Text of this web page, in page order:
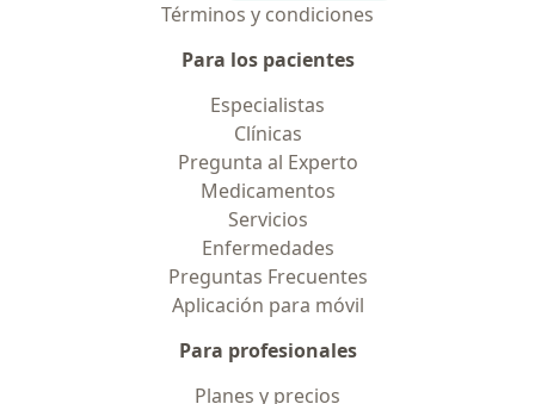
Términos y condiciones
Para los pacientes
Especialistas
Clínicas
Pregunta al Experto
Medicamentos
Servicios
Enfermedades
Preguntas Frecuentes
Aplicación para móvil
Para profesionales
Planes y precios